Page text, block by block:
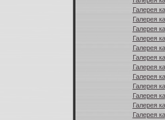
Галерея
Галерея
Галерея
Галерея
Галерея
Галерея
Галерея
Галерея
Галерея
Галерея
Галерея
Галерея